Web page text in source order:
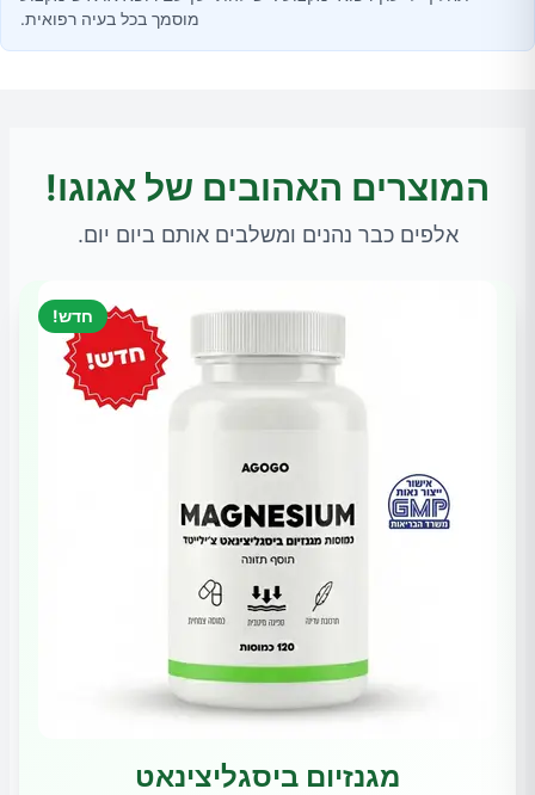
מוסמך בכל בעיה רפואית.
המוצרים האהובים של אגוגו!
אלפים כבר נהנים ומשלבים אותם ביום יום.
חדש!
מגנזיום ביסגליצינאט